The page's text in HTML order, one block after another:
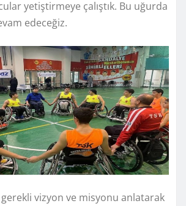
yetiştirmeye çalıştık. Bu uğurda
edeceğiz.
gerekli vizyon ve misyonu anlatarak